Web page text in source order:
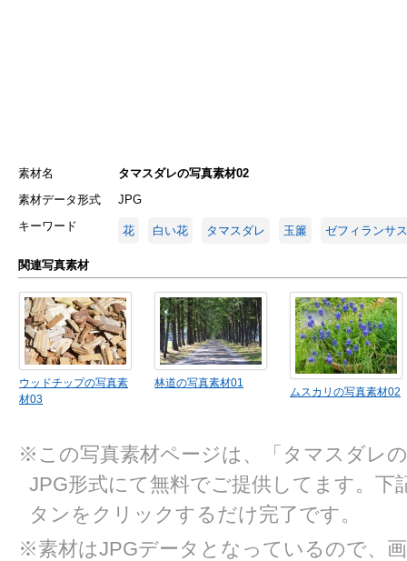
素材名
タマスダレの写真素材02
素材データ形式
JPG
キーワード
花 白い花 タマスダレ 玉簾 ゼフィランサス
関連写真素材
ウッドチップの写真素
材03
林道の写真素材01
ムスカリの写真素材02
※この写真素材ページは、「タマスダレ
JPG形式にて無料でご提供してます。下
タンをクリックするだけ完了です。
※素材はJPGデータとなっているので、